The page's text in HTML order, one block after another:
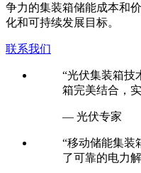
争力的集装箱储能成本和
化和可持续发展目标。
联系我们
“光伏集装箱技
箱完美结合，
— 光伏专家
“移动储能集装
了可靠的电力